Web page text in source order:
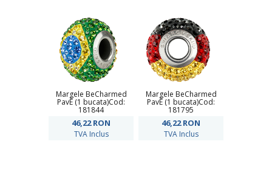
Margele BeCharmed
PavÊ (1 bucata)Cod:
181844
46,22RON
TVA Inclus
Margele BeCharmed
PavÊ (1 bucata)Cod:
181795
46,22RON
TVA Inclus